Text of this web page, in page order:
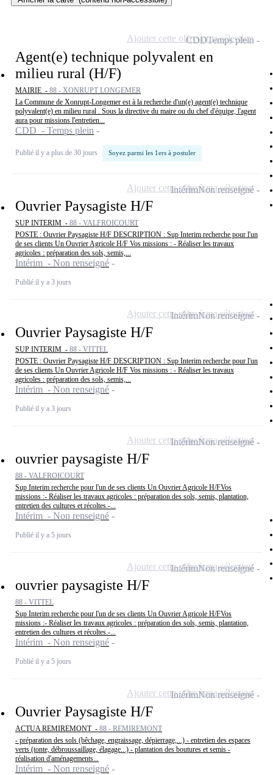
Agent(e) technique polyvalent en
milieu rural (H/F)
MAIRIE - 88 - XONRUPT LONGEMER
La Commune de Xonrupt-Longemer est à la recherche d'un(e) agent(e) technique
polyvalent(e) en milieu rural . Sous la directive du maire ou du chef d'équipe, l'agent
aura pour missions l'entretien...
CDD - Temps plein
Publié il y a plus de 30 jours Soyez parmi les 1ers à postuler
CDDTemps plein
Ajouter cette offre à ma sélection
Ouvrier Paysagiste H/F
SUP INTERIM - 88 - VALFROICOURT
POSTE : Ouvrier Paysagiste H/F DESCRIPTION : Sup Interim recherche pour l'un
de ses clients Un Ouvrier Agricole H/F Vos missions : - Réaliser les travaux
agricoles : préparation des sols, semis,...
Intérim - Non renseigné
Publié il y a 3 jours
IntérimNon renseigné
Ajouter cette offre à ma sélection
Ouvrier Paysagiste H/F
SUP INTERIM - 88 - VITTEL
POSTE : Ouvrier Paysagiste H/F DESCRIPTION : Sup Interim recherche pour l'un
de ses clients Un Ouvrier Agricole H/F Vos missions : - Réaliser les travaux
agricoles : préparation des sols, semis,...
Intérim - Non renseigné
Publié il y a 3 jours
IntérimNon renseigné
Ajouter cette offre à ma sélection
ouvrier paysagiste H/F
88 - VALFROICOURT
Sup Interim recherche pour l'un de ses clients Un Ouvrier Agricole H/FVos
missions :- Réaliser les travaux agricoles : préparation des sols, semis, plantation,
entretien des cultures et récoltes.-...
Intérim - Non renseigné
Publié il y a 5 jours
IntérimNon renseigné
Ajouter cette offre à ma sélection
ouvrier paysagiste H/F
88 - VITTEL
Sup Interim recherche pour l'un de ses clients Un Ouvrier Agricole H/FVos
missions :- Réaliser les travaux agricoles : préparation des sols, semis, plantation,
entretien des cultures et récoltes.-...
Intérim - Non renseigné
Publié il y a 5 jours
IntérimNon renseigné
Ajouter cette offre à ma sélection
Ouvrier Paysagiste H/F
ACTUA REMIREMONT - 88 - REMIREMONT
- préparation des sols (bêchage, engraissage, dépierrage,...) - entretien des espaces
verts (tonte, débroussaillage, élagage...) - plantation des boutures et semis -
réalisation d'aménagements...
Intérim - Non renseigné
IntérimNon renseigné
Ajouter cette offre à ma sélection